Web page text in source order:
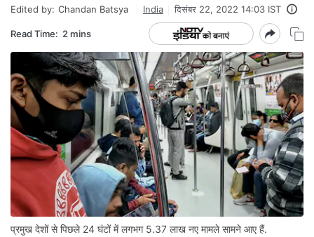
Edited by: Chandan Batsya India दिसंबर 22, 2022 14:03 IST
Read Time: 2 mins
प्रमुख देशों से पिछले 24 घंटों में लगभग 5.37 लाख नए मामले सामने आए हैं.